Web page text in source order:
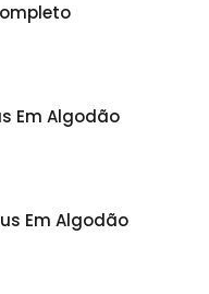
Em Algodão
Em Algodão